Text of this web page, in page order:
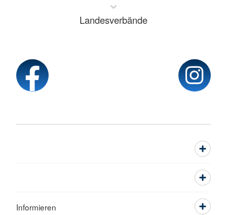
Landesverbände
Informieren